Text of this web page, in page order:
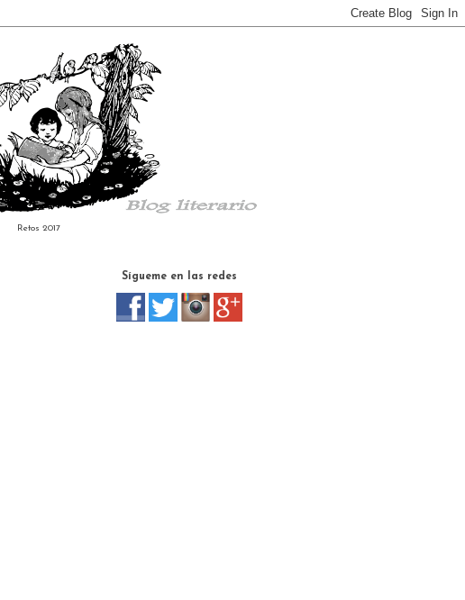
Retos 2017
Sígueme en las redes